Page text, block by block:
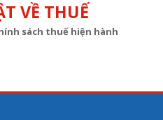
VỀ THUẾ
sách thuế hiện hành